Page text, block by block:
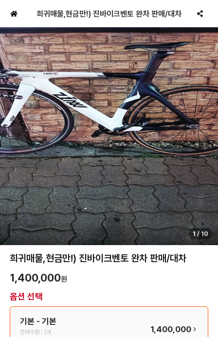
희귀매물,현금만!) 진바이크벤토 완차 판매/대차
1 /10
희귀매물,현금만!) 진바이크벤토 완차 판매/대차
1,400,000원
옵션 선택
기본 - 기본
잔여수량 : 1개 1,400,000